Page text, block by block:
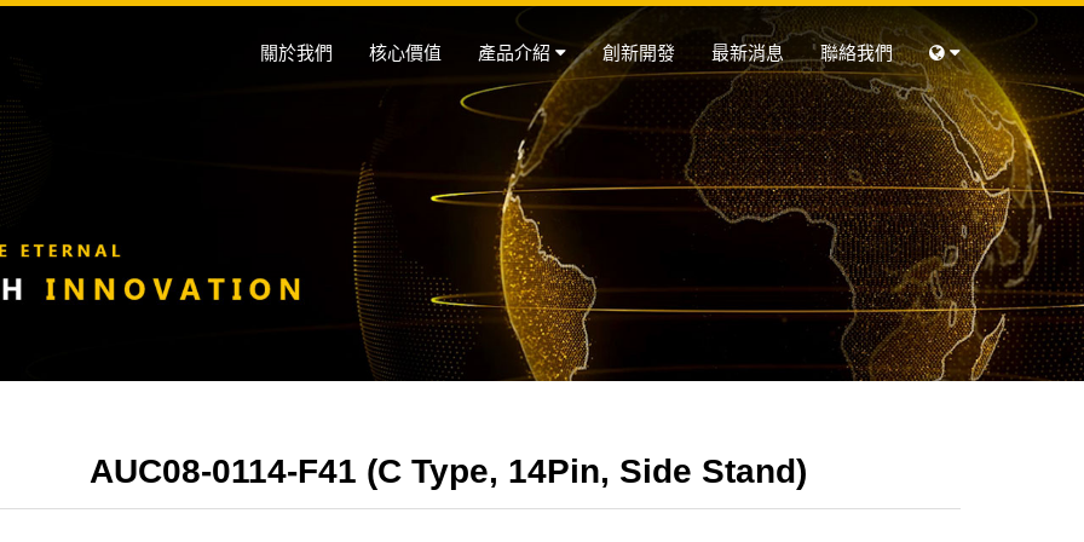
關於我們 核心價值 產品介紹 創新開發 最新消息 聯絡我們
AUC08-0114-F41 (C Type, 14Pin, Side Stand)